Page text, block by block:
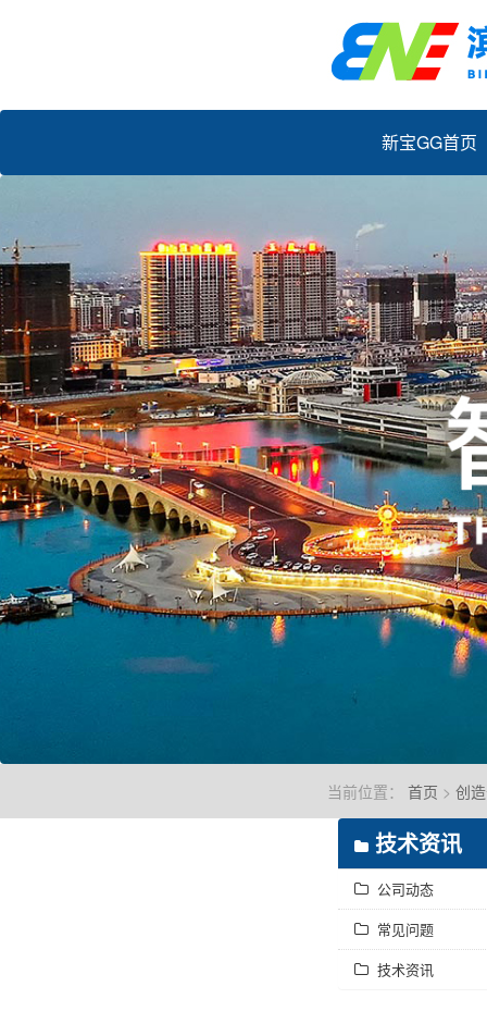
新宝GG首页
当前位置： 首页 > 创
技术资讯
公司动态
常见问题
技术资讯